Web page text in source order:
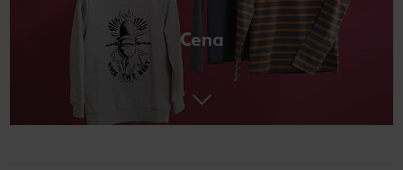
Cena